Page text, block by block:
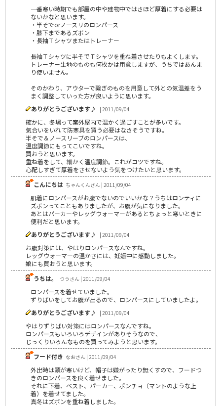
一番寒い時期でも部屋の中や建物中ではさほど厚着にする必要は
ないかなと思います。
・半そでorノースリのロンパース
・膝下まであるズボン
・長袖Ｔシャツまたはトレーナー
長袖Ｔシャツに半そでＴシャツを重ね着させたりもよくします。
トレーナー生地のものも何枚かは用意しますが、うちではあんま
り使いません。
そのかわり、アウターで繋ぎのものを用意して外との気温差をう
まく調整していった方が良いように思います。
ありがとうございます♪
| 2011/09/04
確かに、冬場って案外屋内で温かく過ごすことが多いです。
気合いをいれて防寒具を買う必要はなさそうですね。
半そで＆ノースリーブのロンパースは、
温度調節にもってこいですね。
買おうと思います。
重ね着をして、細かく温度調節。これがコツですね。
心配しすぎて厚着をさせないよう気をつけたいと思います。
こんにちは ちゃんくんさん | 2011/09/04
肌着にロンパースがお腹でないのでいいかな？うちはロンティに
ズボンってこともありましたが、お腹が気になりました。
あとはパーカーやレッグウォーマーがあるとちょっと寒いときに
便利だと思います。
ありがとうございます♪
| 2011/09/04
お腹対策には、やはりロンパースなんですね。
レッグウォーマーの温かさには、妊娠中に感動しました。
娘にも買おうと思います。
うちは。
つうさん | 2011/09/04
ロンパースを着せていました。
ずりばいをしてお腹が出るので、ロンパースにしていましたよ。
ありがとうございます♪
| 2011/09/04
やはりずりばい対策にはロンパースなんですね。
ロンパースもいろいろデザインがありそうなので、
じっくりいろんなものを買ってみようと思います。
フード付き なおさん | 2011/09/04
外出時は頭が寒いけど、帽子は嫌がったり無くすので、フードつ
きのロンパースを良く着せました。
それに下着、ベスト、パーカー、ポンチョ（マントのような上
着）を着せてました。
真冬はズボンを重ね着しました。